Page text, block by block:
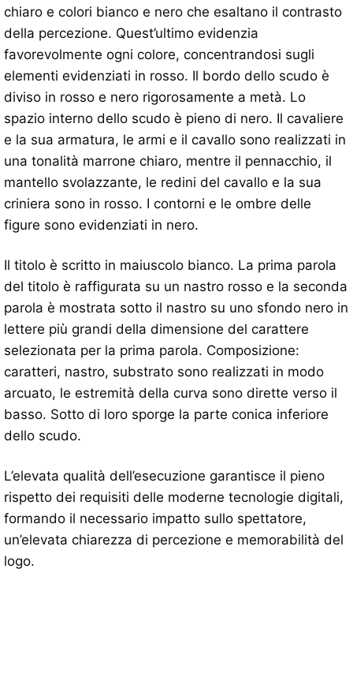
chiaro e colori bianco e nero che esaltano il contrasto
della percezione. Quest’ultimo evidenzia
favorevolmente ogni colore, concentrandosi sugli
elementi evidenziati in rosso. Il bordo dello scudo è
diviso in rosso e nero rigorosamente a metà. Lo
spazio interno dello scudo è pieno di nero. Il cavaliere
e la sua armatura, le armi e il cavallo sono realizzati in
una tonalità marrone chiaro, mentre il pennacchio, il
mantello svolazzante, le redini del cavallo e la sua
criniera sono in rosso. I contorni e le ombre delle
figure sono evidenziati in nero.
Il titolo è scritto in maiuscolo bianco. La prima parola
del titolo è raffigurata su un nastro rosso e la seconda
parola è mostrata sotto il nastro su uno sfondo nero in
lettere più grandi della dimensione del carattere
selezionata per la prima parola. Composizione:
caratteri, nastro, substrato sono realizzati in modo
arcuato, le estremità della curva sono dirette verso il
basso. Sotto di loro sporge la parte conica inferiore
dello scudo.
L’elevata qualità dell’esecuzione garantisce il pieno
rispetto dei requisiti delle moderne tecnologie digitali,
formando il necessario impatto sullo spettatore,
un’elevata chiarezza di percezione e memorabilità del
logo.